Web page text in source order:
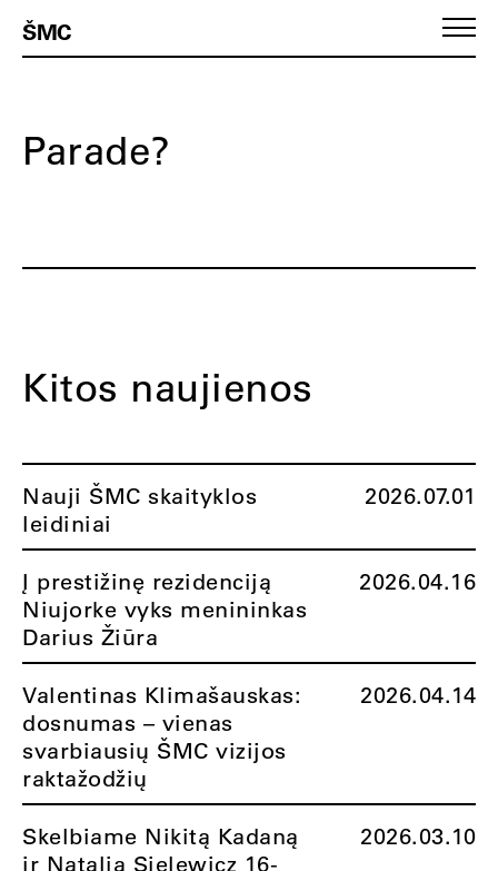
ŠMC
Parade?
Kitos naujienos
Nauji ŠMC skaityklos
leidiniai
2026.07.01
Į prestižinę rezidenciją
Niujorke vyks menininkas
Darius Žiūra
2026.04.16
Valentinas Klimašauskas:
dosnumas – vienas
svarbiausių ŠMC vizijos
raktažodžių
2026.04.14
Skelbiame Nikitą Kadaną
ir Natalią Sielewicz 16-
2026.03.10